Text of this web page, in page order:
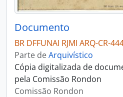
Documento
BR DFFUNAI RJMI ARQ-CR-
Parte deArquivístico
Cópia digitalizada de
pela Comissão Rondon
Comissão Rondon